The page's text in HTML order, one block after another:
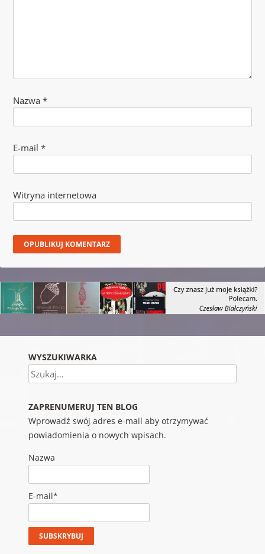
Nazwa *
E-mail *
Witryna internetowa
WYSZUKIWARKA
Szukaj
ZAPRENUMERUJ TEN BLOG
Wprowadź swój adres e-mail aby otrzymywać
powiadomienia o nowych wpisach.
Nazwa
E-mail*